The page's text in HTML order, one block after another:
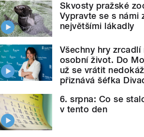
Skvosty pražské
Vypravte se s námi
největšími lákadly
Všechny hry zrcadlí
osobní život. Do
už se vrátit
přiznává šéfka
6. srpna: Co se
v tento den